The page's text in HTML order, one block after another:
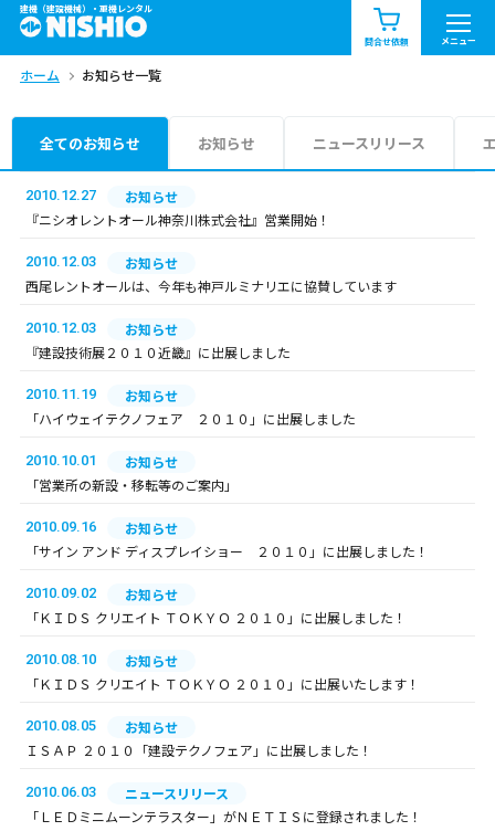
建機（建設機械）・重機レンタル
問合せ依頼 メニュー
商品一覧 お知らせ一覧
問合せ依頼リスト
エリア情報を見る
ホーム お知らせ一覧
全てのお知らせ お知らせ ニュースリリース
2010.12.27
お知らせ
『ニシオレントオール神奈川株式会社』営業開始！
2010.12.03
お知らせ
西尾レントオールは、今年も神戸ルミナリエに協賛しています
2010.12.03
お知らせ
『建設技術展２０１０近畿』に出展しました
2010.11.19
お知らせ
「ハイウェイテクノフェア ２０１０」に出展しました
2010.10.01
お知らせ
「営業所の新設・移転等のご案内」
2010.09.16
お知らせ
「サイン アンド ディスプレイショー ２０１０」に出展しました！
2010.09.02
お知らせ
「ＫＩＤＳ クリエイト ＴＯＫＹＯ ２０１０」に出展しました！
2010.08.10
お知らせ
「ＫＩＤＳ クリエイト ＴＯＫＹＯ ２０１０」に出展いたします！
2010.08.05
お知らせ
ＩＳＡＰ ２０１０「建設テクノフェア」に出展しました！
2010.06.03
ニュースリリース
「ＬＥＤミニムーンテラスター」がＮＥＴＩＳに登録されました！